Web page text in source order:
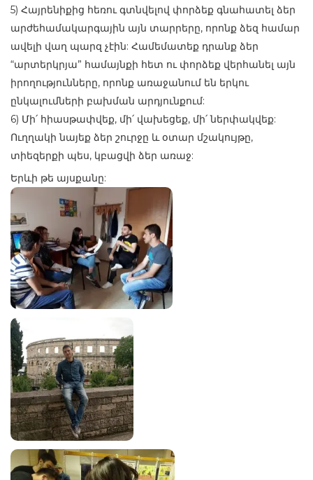
5) Հայրենիքից հեռու գտնվելով փորձեք գնահատել ձեր
արժեհամակարգային այն տարրերը, որոնք ձեզ համար
ավելի վաղ պարզ չէին: Համեմատեք դրանք ձեր
“արտերկրյա” համայնքի հետ ու փորձեք վերհանել այն
իրողությունները, որոնք առաջանում են երկու
ընկալումների բախման արդյունքում:
6) Մի՛ հիասթափվեք, մի՛ վախեցեք, մի՛ ներփակվեք:
Ուղղակի նայեք ձեր շուրջը և օտար մշակույթը,
տիեզերքի պես, կբացվի ձեր առաջ:
Երևի թե այսքանը: